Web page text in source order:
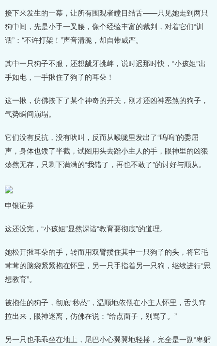
接下来发生的一幕，让所有围观者瞠目结舌——只见她走到两只
狗中间，先是小手一叉腰，像个经验丰富的裁判，对着它们“训
话”：“不许打架！”声音清脆，却自带威严。
其中一只狗子不服，还想龇牙挑衅，说时迟那时快，“小孩姐”出
手如电，一手揪住了狗子的耳朵！
这一揪，仿佛按下了某个神奇的开关，刚才还凶神恶煞的狗子，
气势瞬间崩塌。
它们没有反抗，没有吠叫，反而从喉咙里发出了“呜呜”的委屈
声，身体也矮了半截，试图用头去蹭小主人的手，眼神里的凶狠
荡然无存，只剩下满满的“我错了，再也不敢了”的讨好与顺从。
申银证券
这还没完，“小孩姐”显然深谙“教育要彻底”的道理。
她松开揪耳朵的手，转而用双臂搂住其中一只狗子的头，将它毛
茸茸的脑袋紧紧抱在怀里，另一只手指着另一只狗，继续进行“思
想教育”。
被抱住的狗子，彻底“秒怂”，温顺地依偎在小主人怀里，舌头耷
拉出来，眼神迷离，仿佛在说：“给点面子，别骂了。”
另一只也乖乖坐在地上，尾巴小心翼翼地轻摇，完全是一副“卑躬